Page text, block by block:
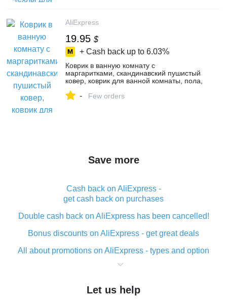
AliExpress
19.95 $
+ Cash back up to 6.03%
Коврик в ванную комнату с
маргаритками, скандинавский пушистый
ковер, коврик для ванной комнаты, пола,
нескользящи...
- Few orders
Save more
Cash back on AliExpress -
get cash back on purchases
Double cash back on AliExpress has been cancelled!
Bonus discounts on AliExpress - get great deals
All about promotions on AliExpress - types and option
What is cash back when making purchases on
The best place to download cash back for AliExpress
Let us help